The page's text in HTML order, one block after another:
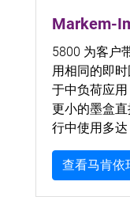
Markem-
5800 为客户
用相同的即
于中负荷应
更小的墨盒
行中使用多达
查看马肯依